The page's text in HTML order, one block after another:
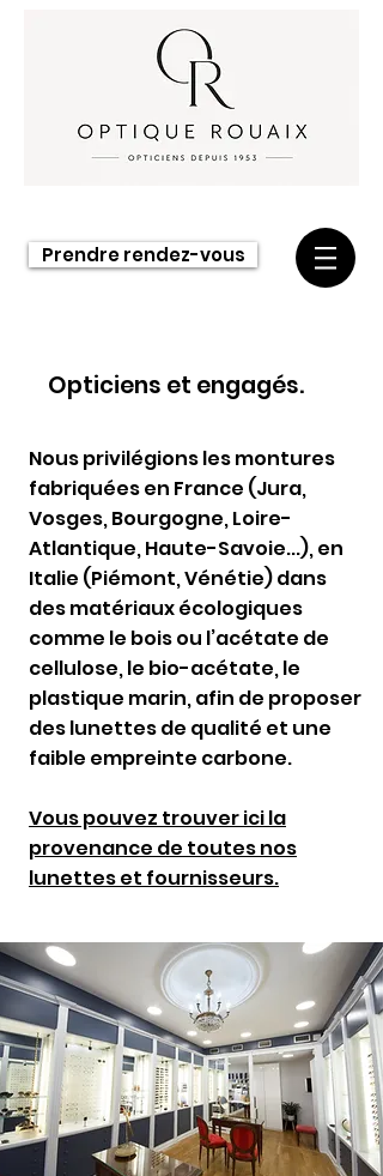
Prendre rendez-vous
Opticiens et engagés.
Nous privilégions les montures
fabriquées en France (Jura,
Vosges, Bourgogne, Loire-
Atlantique, Haute-Savoie...), en
Italie (Piémont, Vénétie) dans
des matériaux écologiques
comme le bois ou l’acétate de
cellulose, le bio-acétate, le
plastique marin, afin de proposer
des lunettes de qualité et une
faible empreinte carbone.
Vous pouvez trouver ici la
provenance de toutes nos
lunettes et fournisseurs.